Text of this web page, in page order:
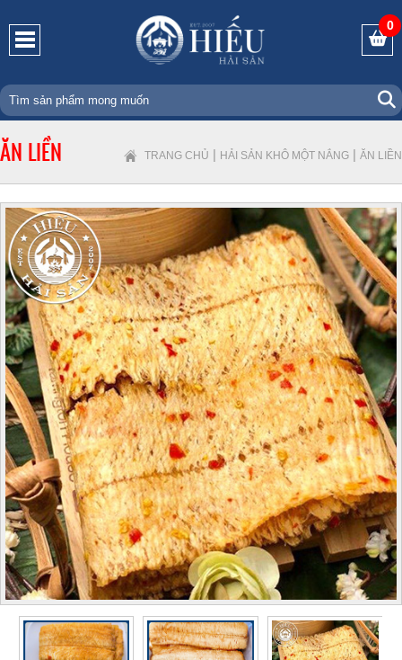
0
ĂN LIỀN TRANG CHỦ | HẢI SẢN KHÔ MỘT NẮNG | ĂN LIỀN